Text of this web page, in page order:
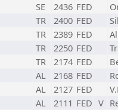
SE 2436 FED
TR 2400 FED
TR 2389 FED
TR 2250 FED
TR 2174 FED
AL 2168 FED
AL 2127 FED
AL 2111 FED V